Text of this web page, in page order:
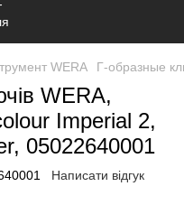
WERA Г-образные
WERA,
Imperial 2,
05022640001
Написати відгук